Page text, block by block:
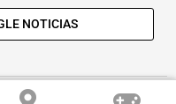
NOTICIAS